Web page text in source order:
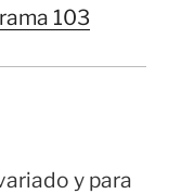
103
y para